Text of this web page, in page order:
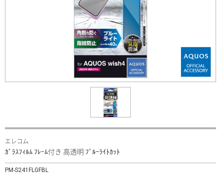
エレコム
ｶﾞﾗｽﾌｨﾙﾑ ﾌﾚｰﾑ付き 高透明 ﾌﾞﾙｰﾗｲﾄｶｯﾄ
PM-S241FLGFBL